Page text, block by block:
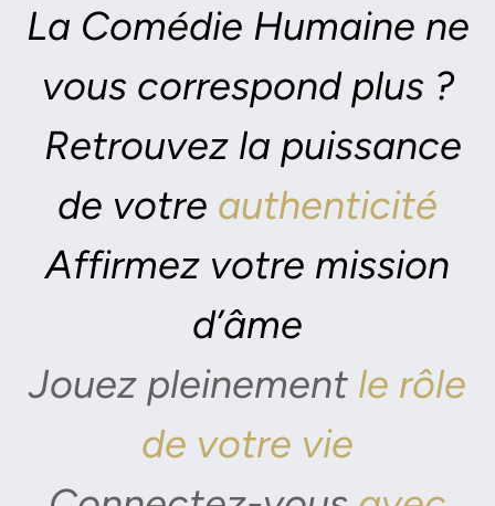
La Comédie Humaine ne
vous correspond plus ?
Retrouvez la puissance
de votre authenticité
Affirmez votre mission
d’âme
Jouez pleinement le rôle
de votre vie